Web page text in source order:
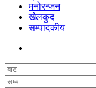
मनोरन्जन
खेलकुद
सम्पादकीय